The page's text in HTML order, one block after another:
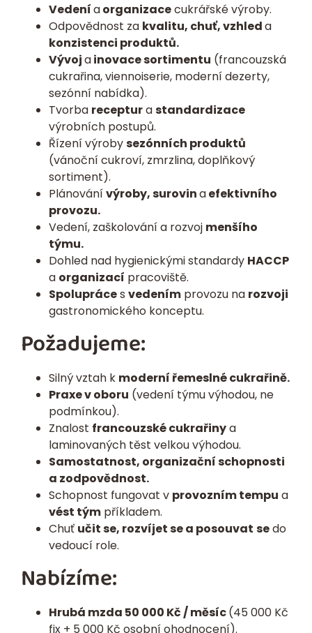
Vedeníaorganizacecukrářské výroby.
Odpovědnost za kvalitu, chuť, vzhleda
konzistenci produktů.
Vývojainovace sortimentu (francouzská
cukrařina, viennoiserie, moderní dezerty,
sezónní nabídka).
Tvorba recepturastandardizace
výrobních postupů.
Řízení výrobysezónních produktů
(vánoční cukroví, zmrzlina, doplňkový
sortiment).
Plánovánívýroby, surovinaefektivního
provozu.
Vedení, zaškolování a rozvoj menšího
týmu.
Dohled nad hygienickými standardy HACCP
a organizací pracoviště.
Spolupráces vedením provozu na rozvoji
gastronomického konceptu.
Požadujeme:
Silný vztah k moderní řemeslné cukrařině.
Praxe v oboru (vedení týmu výhodou, ne
podmínkou).
Znalost francouzské cukrařinya
laminovaných těst velkou výhodou.
Samostatnost, organizační schopnosti
a zodpovědnost.
Schopnost fungovat v provozním tempu a
vést tým příkladem.
Chuť učit se, rozvíjet se a posouvat sedo
vedoucí role.
Nabízíme:
Hrubá mzda 50 000 Kč / měsíc(45 000 Kč
fix + 5 000 Kč osobní ohodnocení).